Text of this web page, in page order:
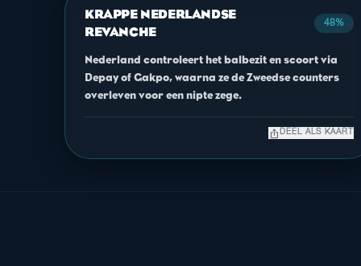
KRAPPE NEDERLANDSE
REVANCHE
48%
Nederland controleert het balbezit en scoort via
Depay of Gakpo, waarna ze de Zweedse counters
overleven voor een nipte zege.
ios_share DEEL ALS KAART